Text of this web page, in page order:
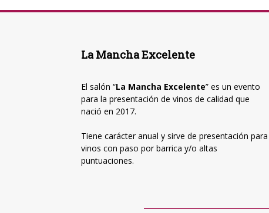
La Mancha Excelente
El salón “La Mancha Excelente” es un evento
para la presentación de vinos de calidad que
nació en 2017.
Tiene carácter anual y sirve de presentación para
vinos con paso por barrica y/o altas
puntuaciones.